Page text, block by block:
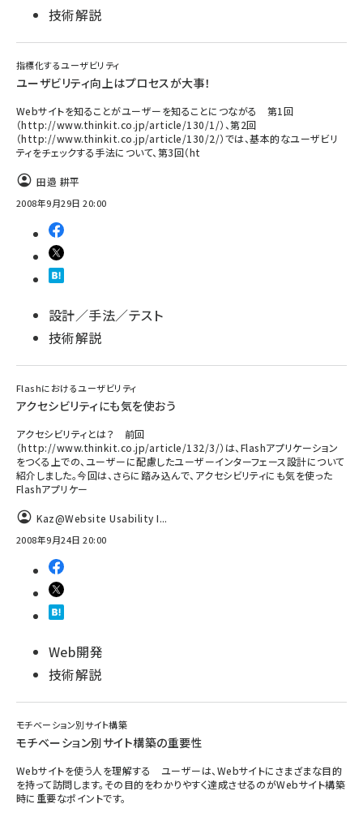
技術解説
指標化するユーザビリティ
ユーザビリティ向上はプロセスが大事！
Webサイトを知ることがユーザーを知ることにつながる 第1回
（http://www.thinkit.co.jp/article/130/1/）、第2回
（http://www.thinkit.co.jp/article/130/2/）では、基本的なユーザビリ
ティをチェックする手法について、第3回（ht
田邉 耕平
2008年9月29日 20:00
設計／手法／テスト
技術解説
Flashにおけるユーザビリティ
アクセシビリティにも気を使おう
アクセシビリティとは？ 前回
（http://www.thinkit.co.jp/article/132/3/）は、Flashアプリケーション
をつくる上での、ユーザーに配慮したユーザーインターフェース設計について
紹介しました。今回は、さらに踏み込んで、アクセシビリティにも気を使った
Flashアプリケー
Kaz@Website Usability I...
2008年9月24日 20:00
Web開発
技術解説
モチベーション別サイト構築
モチベーション別サイト構築の重要性
Webサイトを使う人を理解する ユーザーは、Webサイトにさまざまな目的
を持って訪問します。その目的をわかりやすく達成させるのがWebサイト構築
時に重要なポイントです。